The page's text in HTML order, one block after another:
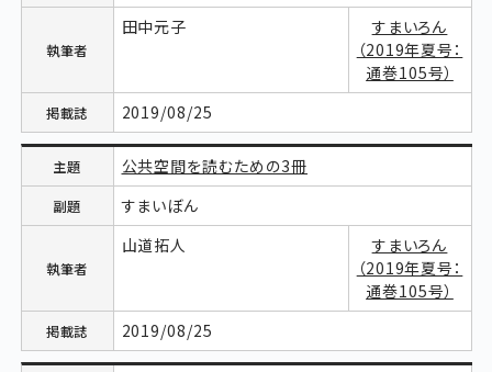
田中元子
すまいろん
（2019年夏号：
通巻105号）
2019/08/25
公共空間を読むための3冊
すまいぼん
山道拓人
すまいろん
（2019年夏号：
通巻105号）
2019/08/25